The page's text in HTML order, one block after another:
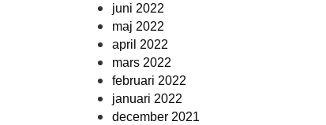
juni 2022
maj 2022
april 2022
mars 2022
februari 2022
januari 2022
december 2021